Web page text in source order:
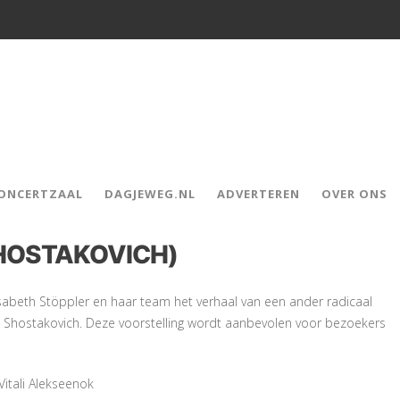
DAGJEWEG.NL ADVERTEREN OVER ONS
Stöppler en haar team het verhaal van een ander radicaal
Deze voorstelling wordt aanbevolen voor bezoekers
Alekseenok